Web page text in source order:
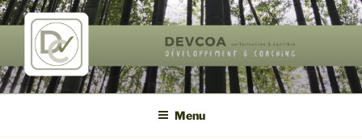
Aller
au
contenu
principal
DEVCOA
performances & équilibre de vie
Menu